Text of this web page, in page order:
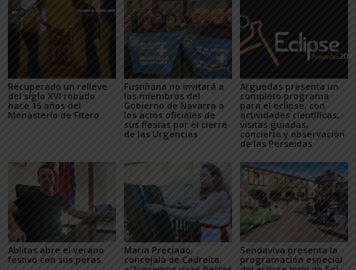
Recuperado un relieve
del siglo XVI robado
hace 16 años del
Monasterio de Fitero
Fustiñana no invitará a
los miembros del
Gobierno de Navarra a
los actos oficiales de
sus fiestas por el cierre
de las Urgencias
Arguedas presenta un
completo programa
para el eclipse, con
actividades científicas,
visitas guiadas,
concierto y observación
de las Perseidas
Ablitas abre el verano
festivo con sus peras
María Preciado,
concejala de Cadreita:
Sendaviva presenta la
programación especial